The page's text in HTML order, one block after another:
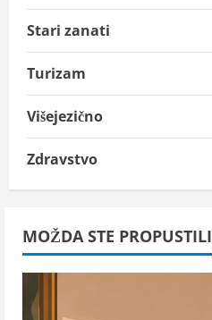
Stari zanati
Turizam
Višejezično
Zdravstvo
MOŽDA STE PROPUSTILI